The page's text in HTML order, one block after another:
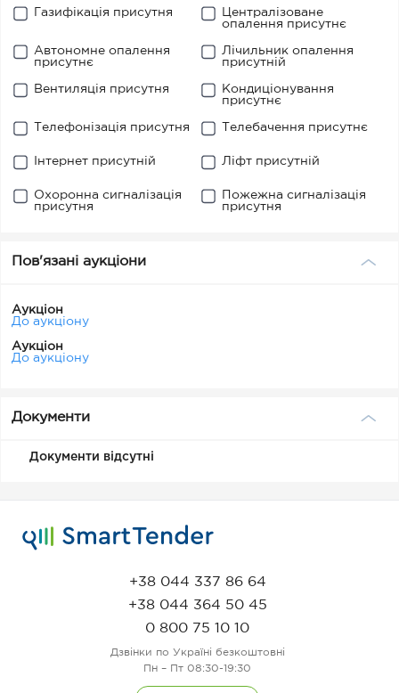
Газифікація присутня
Централізоване
опалення присутнє
Автономне опалення
присутнє
Лічильник опалення
присутній
Вентиляція присутня
Кондиціонування
присутнє
Телефонізація присутня Телебачення присутнє
Інтернет присутній Ліфт присутній
Охоронна сигналізація
присутня
Пожежна сигналізація
присутня
Пов'язані аукціони
Аукціон
До аукціону
Аукціон
До аукціону
Документи
Документи відсутні
+38 044 337 86 64
+38 044 364 50 45
0 800 75 10 10
Дзвінки по Україні безкоштовні
Пн – Пт 08:30-19:30